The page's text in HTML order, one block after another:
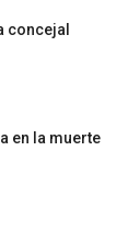
concejal
en la muerte